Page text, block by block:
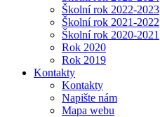
Školní rok 2022-2023
Školní rok 2021-2022
Školní rok 2020-2021
Rok 2020
Rok 2019
Kontakty
Kontakty
Napište nám
Mapa webu